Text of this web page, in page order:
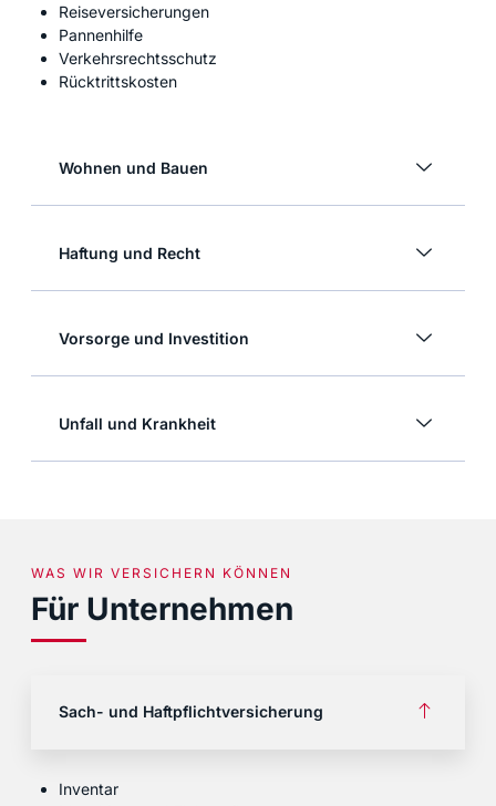
Reiseversicherungen
Pannenhilfe
Verkehrsrechtsschutz
Rücktrittskosten
Wohnen und Bauen
Haftung und Recht
Vorsorge und Investition
Unfall und Krankheit
WAS WIR VERSICHERN KÖNNEN
Für Unternehmen
Sach- und Haftpflichtversicherung
Inventar